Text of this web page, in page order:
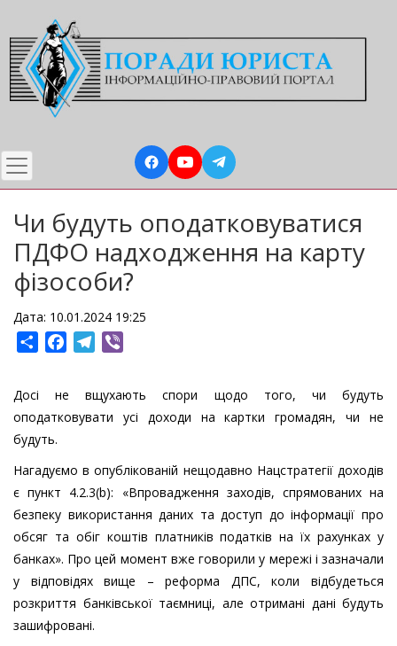
до
основного
вмісту
Чи будуть оподатковуватися
ПДФО надходження на карту
фізособи?
Дата: 10.01.2024 19:25
ShareFacebookTelegram
Досі не вщухають спори щодо того, чи будуть
оподатковувати усі доходи на картки громадян, чи не
будуть.
Нагадуємо в опублікованій нещодавно Нацстратегії доходів
є пункт 4.2.3(b): «Впровадження заходів, спрямованих на
безпеку використання даних та доступ до інформації про
обсяг та обіг коштів платників податків на їх рахунках у
банках». Про цей момент вже говорили у мережі і зазначали
у відповідях вище – реформа ДПС, коли відбудеться
розкриття банківської таємниці, але отримані дані будуть
зашифровані.